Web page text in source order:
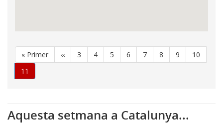
Paginació
Primera
pàgina
« Primer
Pàgina
anterior
‹‹ Pàgina
3 Pàgina
4 Pàgina
5 Pàgina
6 Pàgina
7 Pàgina
8 Pàgina
9 Pàgina
10
Pàgina
actual
11
Aquesta setmana a Catalunya...